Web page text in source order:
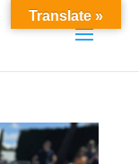
Translate »